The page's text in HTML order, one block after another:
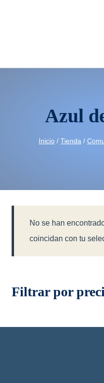
Azul
Inicio / Tienda /
No se han
coincidan con tu
Filtrar por